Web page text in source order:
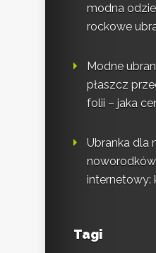
modna
rockowe
Modne
płaszcz
folii – jaka
Ubranka dla
internetowy:
Tagi